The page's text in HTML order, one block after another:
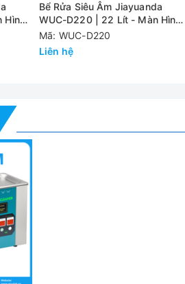
của hãng Jiayuanda được ứng
Làm sạch ống nghiệm, cốc có mỏ, bộ
cụ mổ, dụng cụ nha khoa, kim nha
cho phép làm sạch các bộ phận
Hình
Bể Rửa Siêu Âm Jiayuanda
WUC-D220 | 22 Lít - Màn Hình
LED
Mã: WUC-D220
Liên hệ